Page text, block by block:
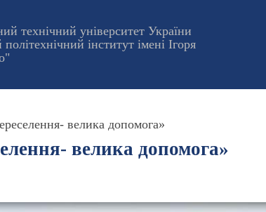
технічний університет України
інститут імені Ігоря
велика допомога»
велика допомога»